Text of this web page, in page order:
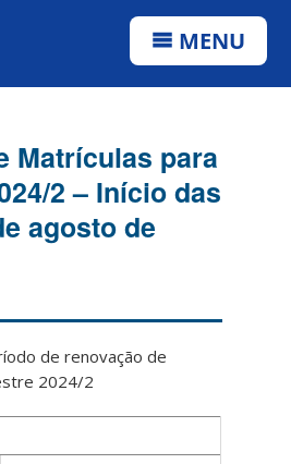
MENU
Matrículas para
2 – Início das
agosto de
de renovação de
2024/2